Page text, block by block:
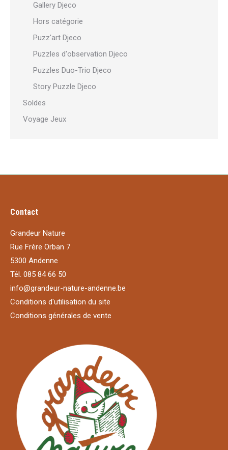
Gallery Djeco
Hors catégorie
Puzz'art Djeco
Puzzles d'observation Djeco
Puzzles Duo-Trio Djeco
Story Puzzle Djeco
Soldes
Voyage Jeux
Contact
Grandeur Nature
Rue Frère Orban 7
5300 Andenne
Tél. 085 84 66 50
info@grandeur-nature-andenne.be
Conditions d'utilisation du site
Conditions générales de vente